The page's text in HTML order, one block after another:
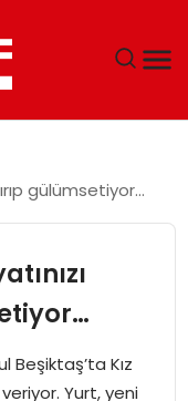
gülümsetiyor…
Beşiktaş’ta Kız
Yurt, yeni